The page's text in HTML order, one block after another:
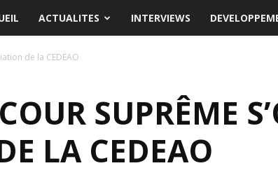
ACTUALITES INTERVIEWS
de la CEDEAO
SUPRÊME
LA CEDEAO